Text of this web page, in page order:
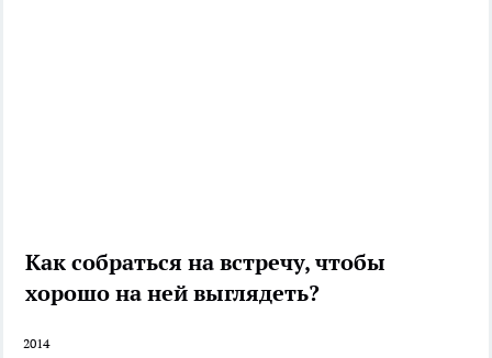
Как собраться на встречу, чтобы
хорошо на ней выглядеть?
2014